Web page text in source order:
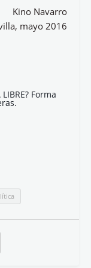
Kino Navarro
mayo 2016
Forma